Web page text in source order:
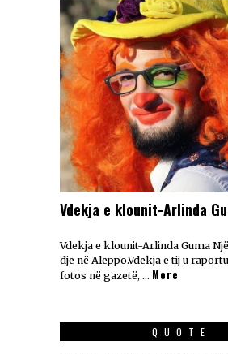
Vdekja e klounit-Arlinda
Vdekja e klounit-Arlinda Guma
dje në Aleppo.Vdekja e tij u
fotos në gazetë, … More
QUOTE